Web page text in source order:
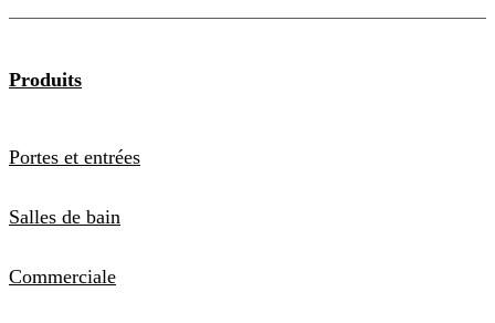
Produits
Portes et entrées
Salles de bain
Commerciale